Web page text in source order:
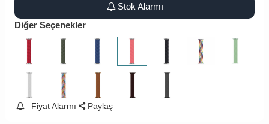
Stok Alarmı
Diğer Seçenekler
Fiyat Alarmı Paylaş